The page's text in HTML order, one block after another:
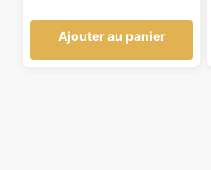
Ajouter au panier